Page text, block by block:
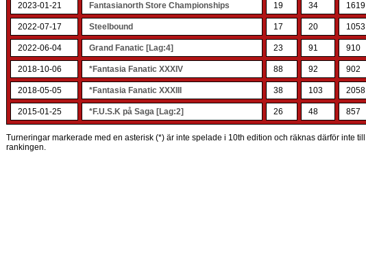
2023-01-21 Fantasianorth Store Championships 19 34 1619
2022-07-17 Steelbound 17 20 1053
2022-06-04 Grand Fanatic [Lag:4] 23 91 910
2018-10-06 *Fantasia Fanatic XXXIV 88 92 902
2018-05-05 *Fantasia Fanatic XXXIII 38 103 2058
2015-01-25 *F.U.S.K på Saga [Lag:2] 26 48 857
Turneringar markerade med en asterisk (*) är inte spelade i 10th edition och räknas därför inte till
rankingen.